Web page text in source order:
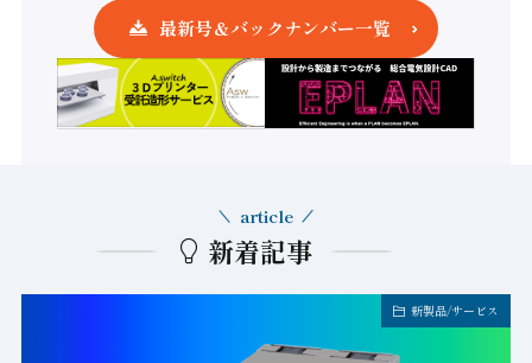
最新号＆バックナンバー一覧
新着記事
article
新製品/サービス